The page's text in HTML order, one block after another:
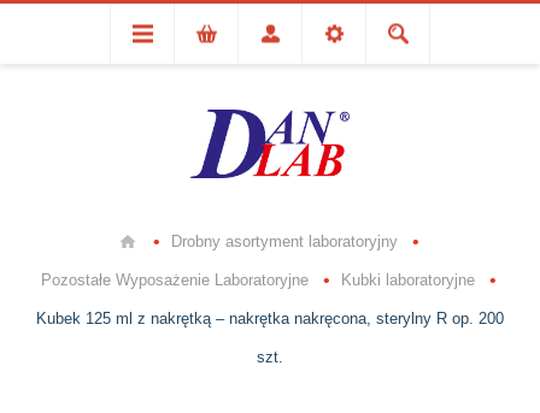
Drobny asortyment laboratoryjny
Pozostałe Wyposażenie Laboratoryjne Kubki laboratoryjne
Kubek 125 ml z nakrętką – nakrętka nakręcona, sterylny R op. 200
szt.